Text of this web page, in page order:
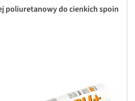
poliuretanowy do cienkich spoin